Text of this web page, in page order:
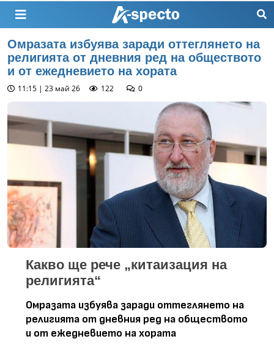
Омразата избуява заради оттеглянето на
религията от дневния ред на обществото
и от ежедневието на хората
11:15 | 23 май 26 122 0
Какво ще рече „китаизация на
религията“
Омразата избуява заради оттеглянето на
религията от дневния ред на обществото
и от ежедневието на хората